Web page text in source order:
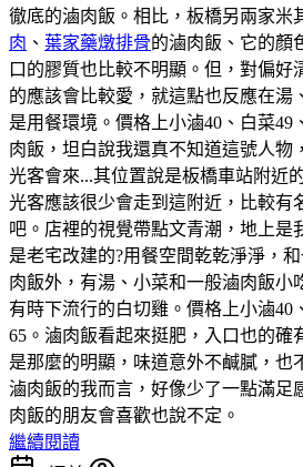
徹底的滷肉飯。相比，板橋另兩家米
肉 、 葉家藥燉排骨的滷肉飯、它的顏
口的膠質也比較不明顯。但，對偏好
的應該會比較愛，就這點也反應在湯
是用餐環境。價格上小滷40、白菜49
肉飯，坦白說我還真不知道這號人物
光客會來...其位置說是板橋車站附近
光客應該很少會走到這附近，比較有
吧。店裡的視覺帶點文青潮，地上是
是老宅改建的?用餐空間乾乾淨淨，
肉飯外，有湯、小菜和一般滷肉飯小
有時下流行的白切雞。價格上小滷40
65。滷肉飯看起來挺肥，入口也的確
是那麼的明顯，味道意外不鹹膩，也
滷肉飯的我而言，好像少了一點滿足
肉飯的朋友會喜歡也說不定。
繼續閱讀